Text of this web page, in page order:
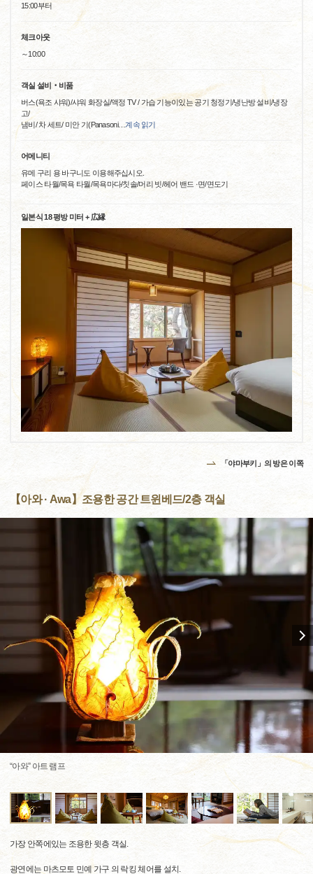
15:00부터
체크아웃
～10:00
객실 설비‧비품
버스(욕조 샤워)/샤워 화장실/액정 TV / 가습 기능이있는 공기 청정기/냉난방 설비/냉장
고/
냄비/ 차 세트/ 미안 기(Panasoni… 계속 읽기
어메니티
유메 구리 용 바구니도 이용해주십시오.
페이스 타월/목욕 타월/목욕마다/칫솔/머리 빗/헤어 밴드 ·면/면도기
일본식 18 평방 미터 + 広縁
「야마부키」의 방은 이쪽
【아와 · Awa】조용한 공간 트윈베드/2층 객실
“아와” 아트 램프
가장 안쪽에있는 조용한 윗층 객실.
광연에는 마츠모토 민예 가구 의 락킹 체어를 설치.